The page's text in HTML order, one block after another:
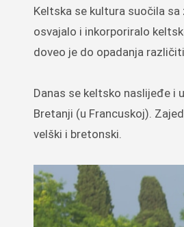
Keltska se kultura suočila
osvajalo i inkorporiralo
doveo je do opadanja
Danas se keltsko naslijeđe i
Bretanji (u Francuskoj).
velški i bretonski.